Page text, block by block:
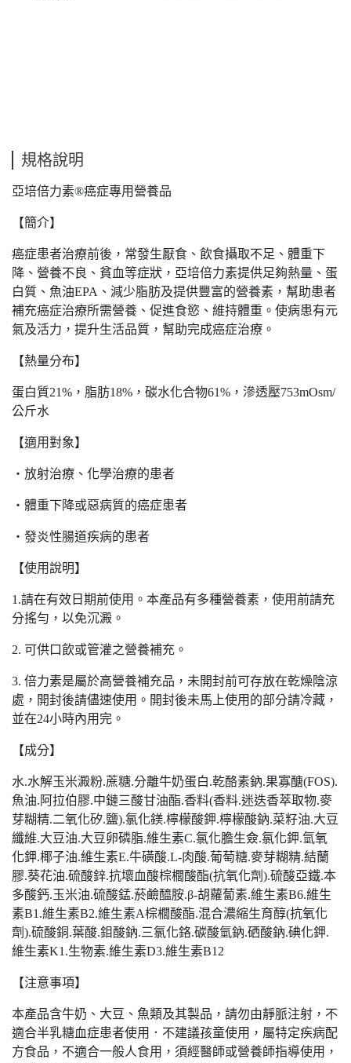
規格說明
亞培倍力素®癌症專用營養品
【簡介】
癌症患者治療前後，常發生厭食、飲食攝取不足、體重下
降、營養不良、貧血等症狀，亞培倍力素提供足夠熱量、蛋
白質、魚油EPA、減少脂肪及提供豐富的營養素，幫助患者
補充癌症治療所需營養、促進食慾、維持體重。使病患有元
氣及活力，提升生活品質，幫助完成癌症治療。
【熱量分布】
蛋白質21%，脂肪18%，碳水化合物61%，滲透壓753mOsm/
公斤水
【適用對象】
‧放射治療、化學治療的患者
‧體重下降或惡病質的癌症患者
‧發炎性腸道疾病的患者
【使用說明】
1.請在有效日期前使用。本產品有多種營養素，使用前請充
分搖勻，以免沉澱。
2. 可供口飲或管灌之營養補充。
3. 倍力素是屬於高營養補充品，未開封前可存放在乾燥陰涼
處，開封後請儘速使用。開封後未馬上使用的部分請冷藏，
並在24小時內用完。
【成分】
水.水解玉米澱粉.蔗糖.分離牛奶蛋白.乾酪素鈉.果寡醣(FOS).
魚油.阿拉伯膠.中鏈三酸甘油酯.香料(香料.迷迭香萃取物.麥
芽糊精.二氧化矽.鹽).氯化鎂.檸檬酸鉀.檸檬酸鈉.菜籽油.大豆
纖維.大豆油.大豆卵磷脂.維生素C.氯化膽生僉.氯化鉀.氫氧
化鉀.椰子油.維生素E.牛磺酸.L-肉酸.葡萄糖.麥芽糊精.結蘭
膠.葵花油.硫酸鋅.抗壞血酸棕櫚酸酯(抗氧化劑).硫酸亞鐵.本
多酸鈣.玉米油.硫酸錳.菸鹼醯胺.β-胡蘿蔔素.維生素B6.維生
素B1.維生素B2.維生素A棕櫚酸酯.混合濃縮生育醇(抗氧化
劑).硫酸銅.葉酸.鉬酸鈉.三氯化鉻.碳酸氫鈉.硒酸鈉.碘化鉀.
維生素K1.生物素.維生素D3.維生素B12
【注意事項】
本產品含牛奶、大豆、魚類及其製品，請勿由靜脈注射，不
適合半乳糖血症患者使用．不建議孩童使用，屬特定疾病配
方食品，不適合一般人食用，須經醫師或營養師指導使用，